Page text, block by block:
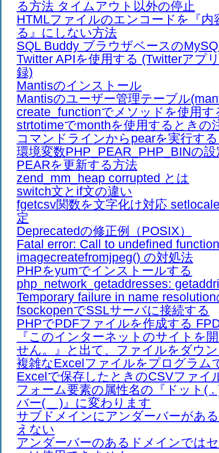
る方法 タイムアウト以外の停止
HTMLファイルのエンコードを『内
る』にしない方法
SQL Buddy ブラウザベースの
Twitter APIを使用する (Twitterアプ
録)
Mantisのインストール
Mantisのユーザー管理テーブル
create_functionでメソッドを使用す
strtotimeでmonthを使用するときの
コマンドラインからpearを実行す
環境変数PHP_PEAR_PHP_BINの設
PEARを更新する方法
zend_mm_heap corrupted とは
switch文とif文の違い
fgetcsv関数を文字化け対応
定
Deprecatedの修正例（POSIX）
Fatal error: Call to undefined function
imagecreatefromjpeg() の対処法
PHPをyumでインストールする
php_network_getaddresses:
Temporary failure in name
fsockopenでSSLサーバに接続する
PHPでPDFファイルを作成する
『このインターネットのサイトを
せん。』と出て、ファイルをダウ
複雑なExcelファイルをプログラム
Excelで保存したときのCSVファイ
フォーム要素の属性名の『ドット(
バー( _ )』に変わります
サブドメインにアンダーバーがあ
えない
アンダーバーのあるドメインでは